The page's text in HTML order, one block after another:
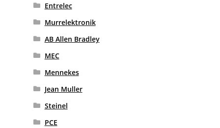
Entrelec
Murrelektronik
AB Allen Bradley
MEC
Mennekes
Jean Muller
Steinel
PCE